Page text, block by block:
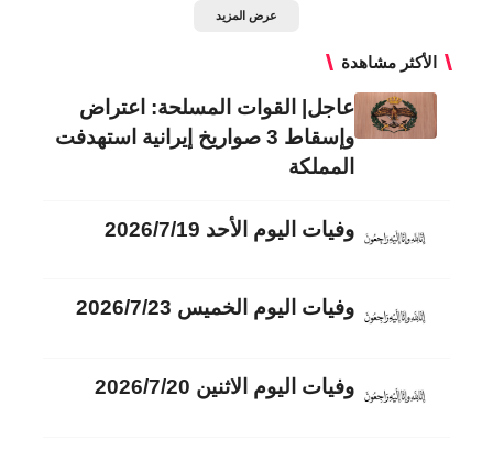
عرض المزيد
الأكثر مشاهدة
عاجل| القوات المسلحة: اعتراض
وإسقاط 3 صواريخ إيرانية استهدفت
المملكة
وفيات اليوم الأحد 2026/7/19
وفيات اليوم الخميس 2026/7/23
وفيات اليوم الاثنين 2026/7/20